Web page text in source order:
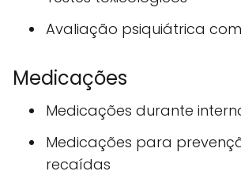
Avaliação psiquiátrica
Medicações
Medicações durante
Medicações para
recaídas